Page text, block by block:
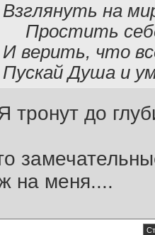
Взглянуть на
Простить
И верить, что
Пускай Душа и
тронут до
на меня....